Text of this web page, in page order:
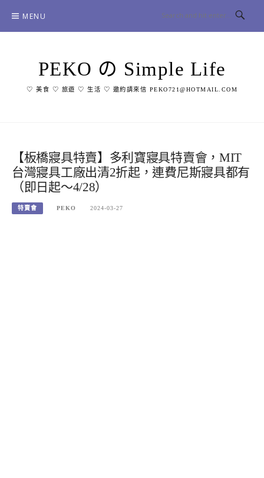
content
MENU
PEKO の Simple Life
♡ 美食 ♡ 旅遊 ♡ 生活 ♡ 邀約請來信 PEKO721@HOTMAIL.COM
【板橋寢具特賣】多利寶寢具特賣會，MIT
台灣寢具工廠出清2折起，連費尼斯寢具都有
（即日起～4/28）
特賣會 PEKO 2024-03-27